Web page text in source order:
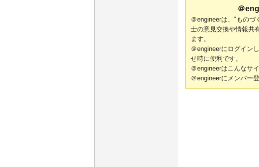
＠
＠engineerは、"ものづ
士の意見交換や情報共
ます。
＠engineerにログイン
せ時に便利です。
＠engineerはこんな
＠engineerにメンバ